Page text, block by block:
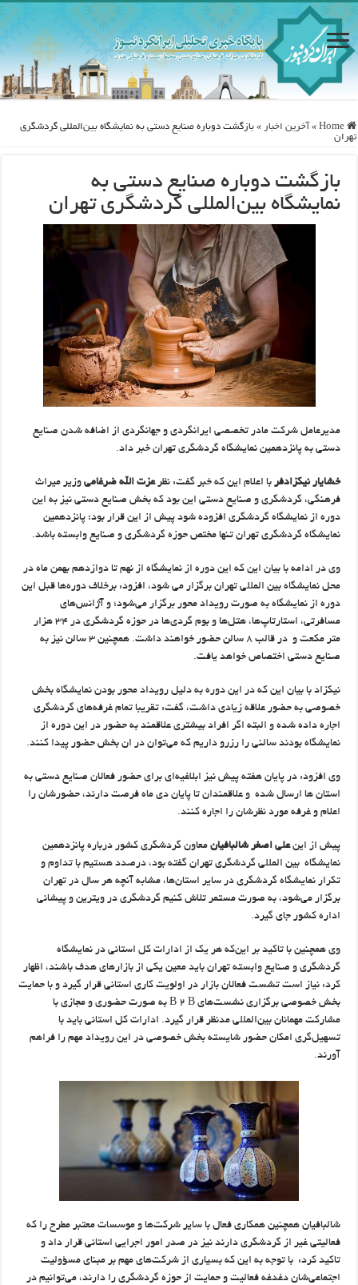
Home
» آخرین اخبار » بازگشت دوباره صنایع دستی به نمایشگاه بین‌المللی گردشگری
تهران
بازگشت دوباره صنایع دستی به
نمایشگاه بین‌المللی گردشگری تهران
مدیرعامل شرکت مادر تخصصی ایرانگردی و جهانگردی از اضافه شدن صنایع
دستی به پانزدهمین نمایشگاه گردشگری تهران خبر داد.
خشایار نیکزادفر با اعلام این که خبر گفت: نظر عزت الله ضرغامی وزیر میراث
فرهنگی، گردشگری و صنایع دستی این بود که بخش صنایع دستی نیز به این
دوره از نمایشگاه گردشگری افزوده شود پیش از این قرار بود؛ پانزدهمین
نمایشگاه گردشگری تهران تنها مختص حوزه گردشگری و صنایع وابسته باشد.
وی در ادامه با بیان این که این دوره از نمایشگاه از نهم تا دوازدهم بهمن ماه در
محل نمایشگاه بین المللی تهران برگزار می شود، افزود: برخلاف دوره‌ها قبل این
دوره از نمایشگاه به صورت رویداد محور برگزار می‌شود؛ و آژانس‌های
مسافرتی، استارتاپ‌ها، هتل‌ها و بوم گردی‌ها در حوزه گردشگری در ۳۴ هزار
متر مکعت و در قالب ۸ سالن حضور خواهند داشت. همچنین ۳ سالن نیز به
صنایع دستی اختصاص خواهد یافت.
نیکزاد با بیان این که در این دوره به دلیل رویداد محور بودن نمایشگاه بخش
خصوصی به حضور علاقه زیادی داشت، گفت: تقریبا تمام غرفه‌های گردشگری
اجاره داده شده و البته اگر افراد بیشتری علاقمند به حضور در این دوره از
نمایشگاه بودند سالنی را رزرو داریم که می‌توان در ان بخش حضور پیدا کنند.
وی افزود: در پایان هفته پیش نیز ابلاغیه‌ای برای حضور فعالان صنایع دستی به
استان ها ارسال شده و علاقمندان تا پایان دی ماه فرصت دارند، حضورشان را
اعلام و غرفه مورد نظرشان را اجاره کنند.
پیش از اینعلی اصغر شالبافیان معاون گردشگری کشور درباره پانزدهمین
نمایشگاه بین المللی گردشگری تهران گفته بود، درصدد هستیم با تداوم و
تکرار نمایشگاه گردشگری در سایر استان‌ها، مشابه آنچه هر سال در تهران
برگزار می‌شود، به صورت مستمر تلاش کنیم گردشگری در ویترین و پیشانی
اداره کشور جای گیرد.
وی همچنین با تاکید بر این‌که هر یک از ادارات ‌کل استانی در نمایشگاه
گردشگری و صنایع وابسته تهران باید معین یکی از بازارهای هدف باشند، اظهار
کرد: نیاز است تشست فعالان بازار در اولویت کاری استانی قرار گیرد و با حمایت
بخش خصوصی برگزاری نشست‌های B ۲ B به صورت حضوری و مجازی با
مشارکت مهمانان بین‌المللی مدنظر قرار گیرد. ادارات کل استانی باید با
تسهیل‌گری امکان حضور شایسته بخش خصوصی در این رویداد مهم را فراهم
آورند.
شالبافیان همچنین همکاری فعال با سایر شرکت‌ها و موسسات معتبر مطرح را که
فعالیتی غیر از گردشگری دارند نیز در صدر امور اجرایی استانی قرار داد و
تاکید کرد: با توجه به این‌ که بسیاری از شرکت‌های مهم بر مبنای مسؤولیت
اجتماعی‌شان دغدغه فعالیت و حمایت از حوزه گردشگری را دارند، می‌توانیم در